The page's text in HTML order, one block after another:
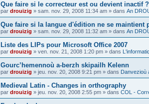
Que faire si le correcteur est ou devient inactif ?
par drouizig » sam. nov. 29, 2008 11:34 am » dans An
Que faire si la langue d'édition ne se maintient
par drouizig » sam. nov. 29, 2008 11:32 am » dans An
Liste des LIPs pour Microsoft Office 2007
par drouizig » ven. nov. 21, 2008 1:20 pm » dans
Gourc’hemennoù a-berzh skipailh Kelenn
par drouizig » jeu. nov. 20, 2008 9:21 pm » dans Danvezioù
Medieval Latin - Changes in orthography
par drouizig » jeu. nov. 20, 2008 2:55 pm » dans COL -